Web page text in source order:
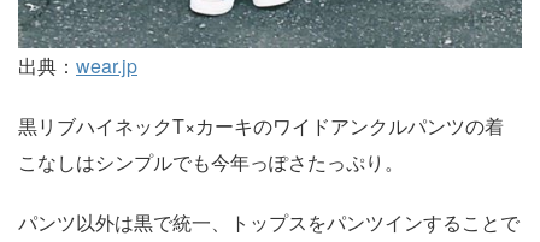
出典： wear.jp
黒リブハイネックT×カーキのワイドアンクルパンツの着
こなしはシンプルでも今年っぽさたっぷり。
パンツ以外は黒で統一、トップスをパンツインすることで